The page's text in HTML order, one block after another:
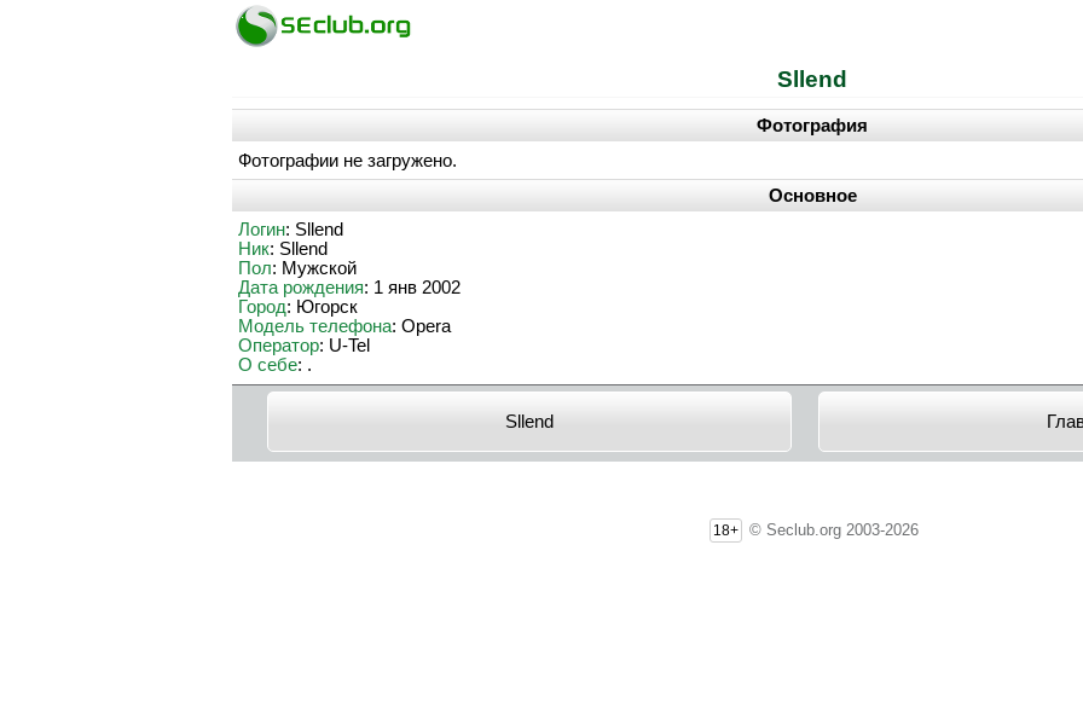
Sllend
Фотография
Фотографии не загружено.
Основное
Логин: Sllend
Ник: Sllend
Пол: Мужской
Дата рождения: 1 янв 2002
Город: Югорск
Модель телефона: Opera
Оператор: U-Tel
О себе: .
Sllend
18+ © Seclub.org 2003-2026